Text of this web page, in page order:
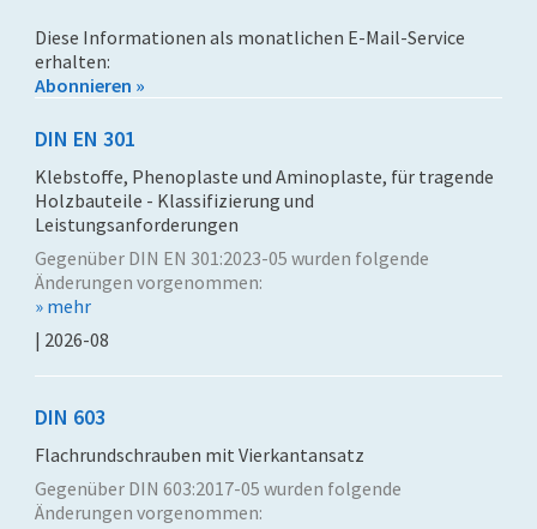
Diese Informationen als monatlichen E-Mail-Service
erhalten:
Abonnieren »
DIN EN 301
Klebstoffe, Phenoplaste und Aminoplaste, für tragende
Holzbauteile - Klassifizierung und
Leistungsanforderungen
Gegenüber DIN EN 301:2023-05 wurden folgende
Änderungen vorgenommen:
» mehr
| 2026-08
DIN 603
Flachrundschrauben mit Vierkantansatz
Gegenüber DIN 603:2017-05 wurden folgende
Änderungen vorgenommen: